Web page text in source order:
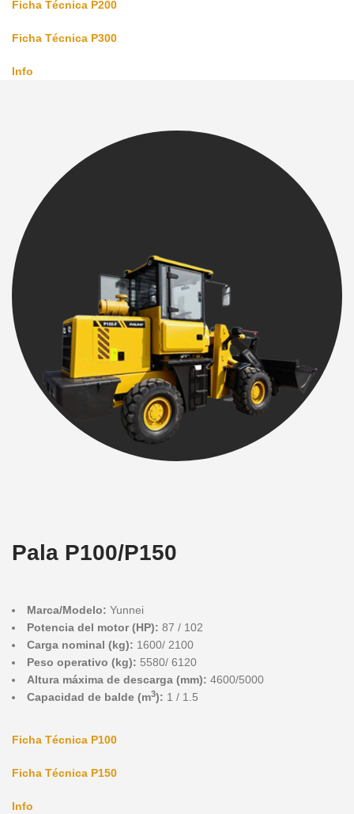
Ficha Técnica P200
Ficha Técnica P300
Info
Pala P100/P150
Marca/Modelo: Yunnei
Potencia del motor (HP): 87 / 102
Carga nominal (kg): 1600/ 2100
Peso operativo (kg): 5580/ 6120
Altura máxima de descarga (mm): 4600/5000
Capacidad de balde (m3): 1 / 1.5
Ficha Técnica P100
Ficha Técnica P150
Info